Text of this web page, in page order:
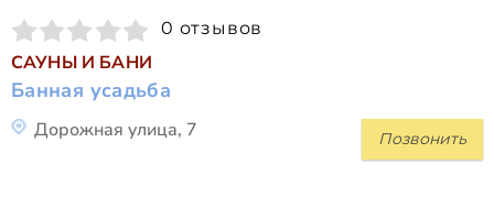
0 отзывов
САУНЫ И БАНИ
Банная усадьба
Позвонить
Дорожная улица, 7